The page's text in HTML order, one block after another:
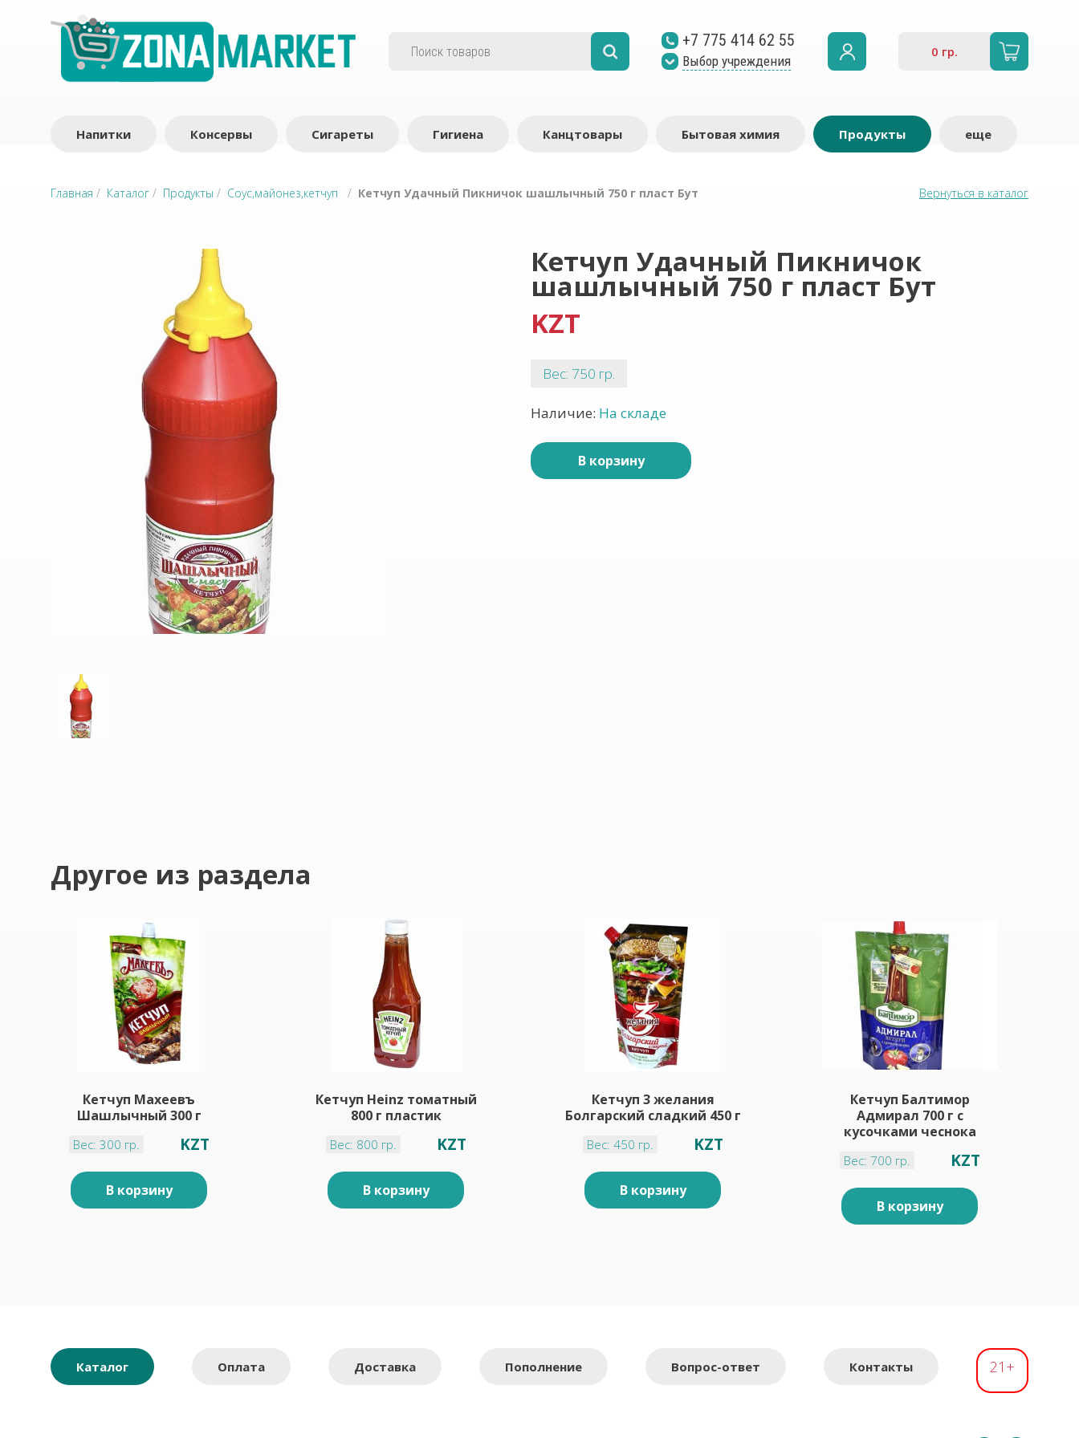
+7 775 414 62 55
Выбор учреждения
0 гр.
Напитки Консервы Сигареты Гигиена Канцтовары Бытовая химия Продукты еще
Главная / Каталог / Продукты / Соус,майонез,кетчуп / Кетчуп Удачный Пикничок шашлычный 750 г пласт Бут Вернуться в каталог
Кетчуп Удачный Пикничок
шашлычный 750 г пласт Бут
KZT
Вес: 750 гр.
Наличие: На складе
В корзину
Другое из раздела
Кетчуп Махеевъ
Шашлычный 300 г
Вес: 300 гр. KZT
В корзину
Кетчуп Heinz томатный
800 г пластик
Вес: 800 гр. KZT
В корзину
Кетчуп 3 желания
Болгарский сладкий 450 г
Вес: 450 гр. KZT
В корзину
Кетчуп Балтимор
Адмирал 700 г с
кусочками чеснока
Вес: 700 гр. KZT
В корзину
Каталог Оплата Доставка Пополнение Вопрос-ответ Контакты 21+